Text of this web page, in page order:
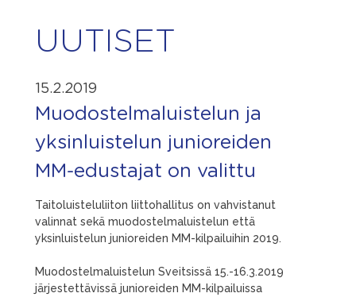
UUTISET
15.2.2019
Muodostelmaluistelun ja
yksinluistelun junioreiden
MM-edustajat on valittu
Taitoluisteluliiton liittohallitus on vahvistanut
valinnat sekä muodostelmaluistelun että
yksinluistelun junioreiden MM-kilpailuihin 2019.
Muodostelmaluistelun Sveitsissä 15.-16.3.2019
järjestettävissä junioreiden MM-kilpailuissa